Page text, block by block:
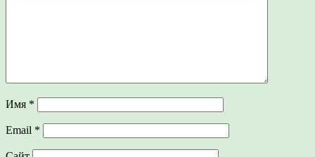
Имя *
Email *